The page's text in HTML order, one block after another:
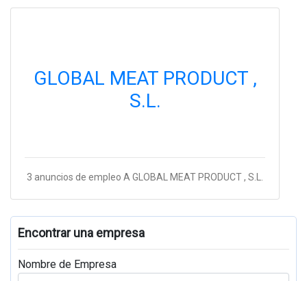
GLOBAL MEAT PRODUCT ,
S.L.
3 anuncios de empleo A GLOBAL MEAT PRODUCT , S.L.
Encontrar una empresa
Nombre de Empresa